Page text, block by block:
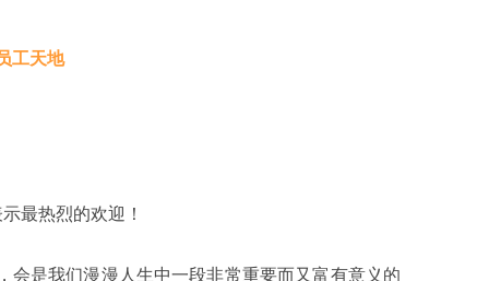
工天地
最热烈的欢迎！
是我们漫漫人生中一段非常重要而又富有意义的